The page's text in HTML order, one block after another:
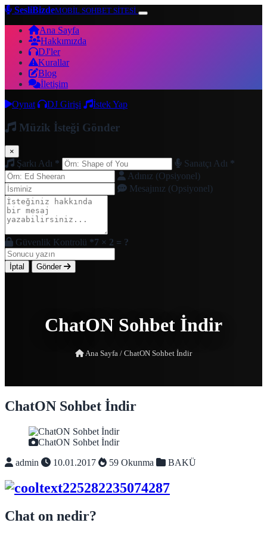
SesliBizdeMOBİL SOHBET SİTESİ
Ana Sayfa
Hakkımızda
DJ'ler
Kurallar
Blog
İletişim
Oynat
DJ Girişi İstek Yap
Müzik İsteği Gönder
×
Şarkı Adı * Sanatçı Adı *
Adınız (Opsiyonel)
Mesajınız (Opsiyonel)
Güvenlik Kontrolü *7 × 2 = ?
İptal Gönder
ChatON Sohbet İndir
Ana Sayfa / ChatON Sohbet İndir
ChatON Sohbet İndir
ChatON Sohbet İndir
admin
10.01.2017 59 Okunma BAKÜ
Chat on nedir?